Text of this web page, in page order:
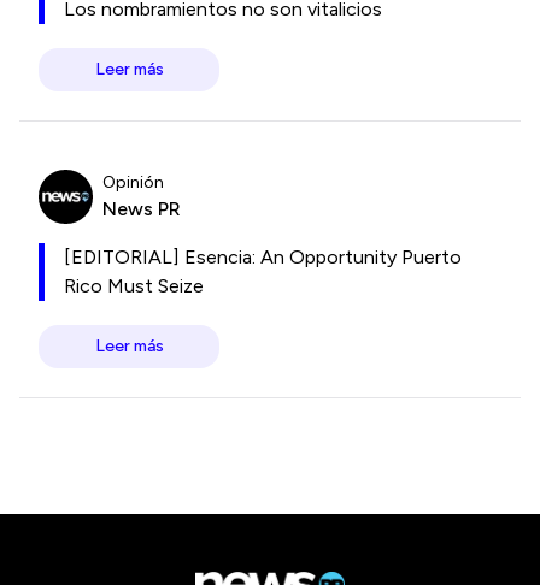
Los nombramientos no son vitalicios
Leer más
Opinión
News PR
[EDITORIAL] Esencia: An Opportunity Puerto
Rico Must Seize
Leer más